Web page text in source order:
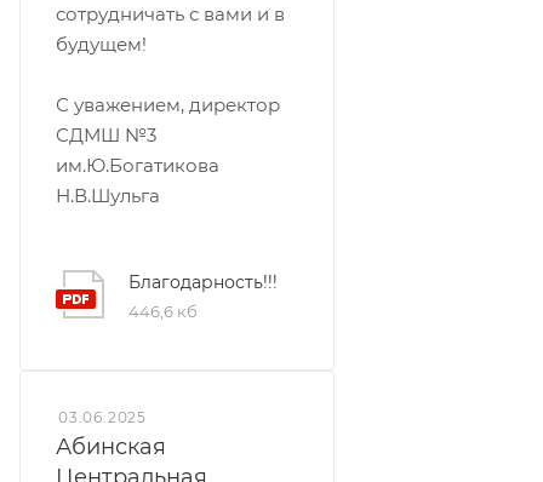
сотрудничать с вами и в
будущем!
С уважением, директор
СДМШ №3
им.Ю.Богатикова
Н.В.Шульга
Благодарность!!!
446,6 кб
03.06.2025
Абинская